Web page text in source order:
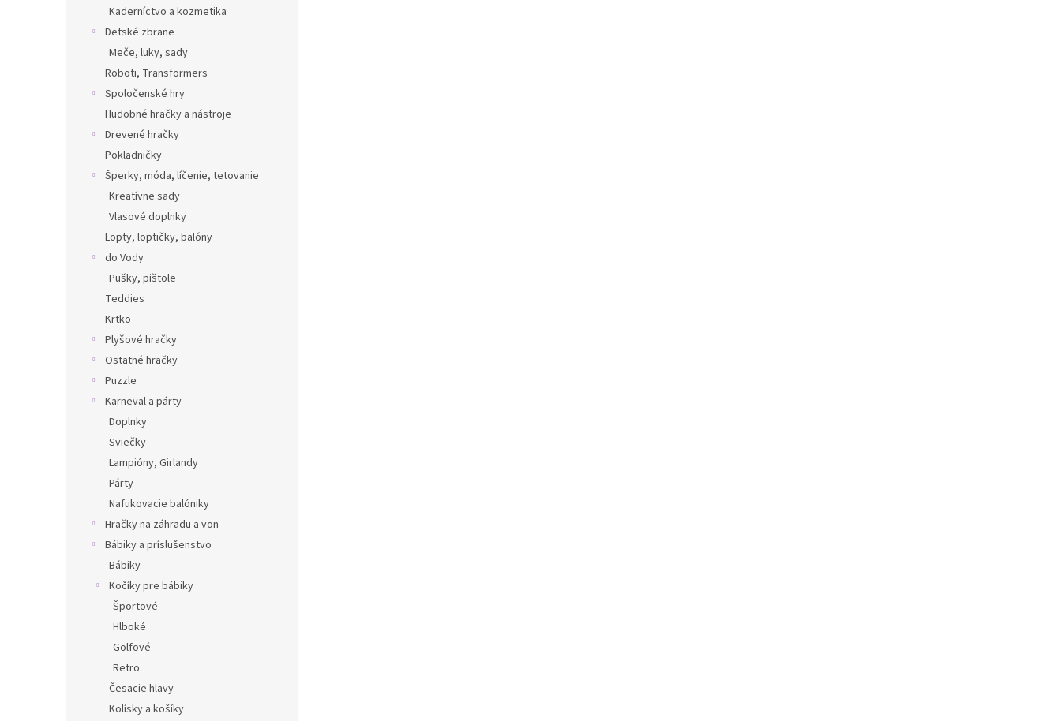
Kaderníctvo a kozmetika
Detské zbrane
Meče, luky, sady
Roboti, Transformers
Spoločenské hry
Hudobné hračky a nástroje
Drevené hračky
Pokladničky
Šperky, móda, líčenie, tetovanie
Kreatívne sady
Vlasové doplnky
Lopty, loptičky, balóny
do Vody
Pušky, pištole
Teddies
Krtko
Plyšové hračky
Ostatné hračky
Puzzle
Karneval a párty
Doplnky
Sviečky
Lampióny, Girlandy
Párty
Nafukovacie balóniky
Hračky na záhradu a von
Bábiky a príslušenstvo
Bábiky
Kočíky pre bábiky
Športové
Hlboké
Golfové
Retro
Česacie hlavy
Kolísky a košíky